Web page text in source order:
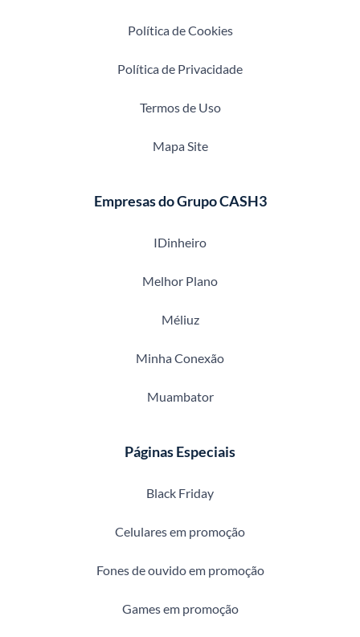
Política de Cookies
Política de Privacidade
Termos de Uso
Mapa Site
Empresas do Grupo CASH3
IDinheiro
Melhor Plano
Méliuz
Minha Conexão
Muambator
Páginas Especiais
Black Friday
Celulares em promoção
Fones de ouvido em promoção
Games em promoção